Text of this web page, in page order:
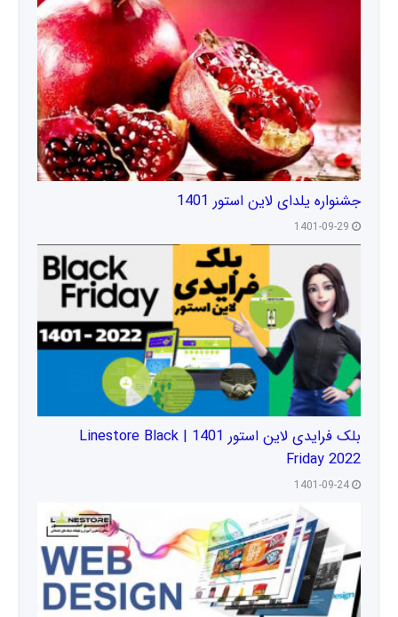
جشنواره یلدای لاین استور 1401
1401-09-29
بلک فرایدی لاین استور 1401 | Linestore Black
Friday 2022
1401-09-24